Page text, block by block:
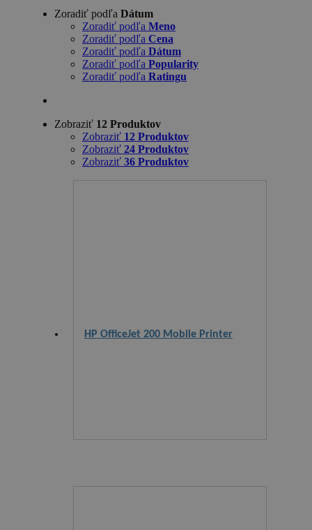
Zoradiť podľa Dátum
Zoradiť podľa Meno
Zoradiť podľa Cena
Zoradiť podľa Dátum
Zoradiť podľa Popularity
Zoradiť podľa Ratingu
Zobraziť 12 Produktov
Zobraziť 12 Produktov
Zobraziť 24 Produktov
Zobraziť 36 Produktov
HP OfficeJet 200 Mobile Printer